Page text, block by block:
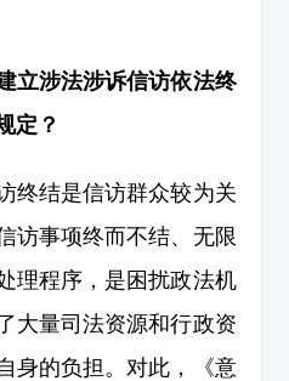
立涉法涉诉信访依法终
定？
结是信访群众较为关
访事项终而不结、无限
理程序，是困扰政法机
大量司法资源和行政资
身的负担。对此，《意